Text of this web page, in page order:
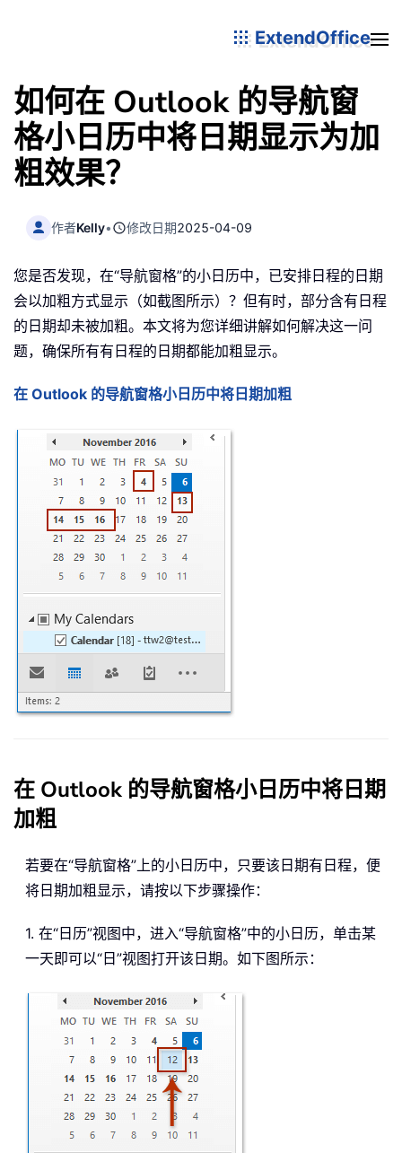
ExtendOffice
如何在 Outlook 的导航窗
格小日历中将日期显示为加
粗效果？
作者Kelly• 修改日期2025-04-09
您是否发现，在“导航窗格”的小日历中，已安排日程的日期
会以加粗方式显示（如截图所示）？但有时，部分含有日程
的日期却未被加粗。本文将为您详细讲解如何解决这一问
题，确保所有有日程的日期都能加粗显示。
在 Outlook 的导航窗格小日历中将日期加粗
在 Outlook 的导航窗格小日历中将日期
加粗
若要在“导航窗格”上的小日历中，只要该日期有日程，便
将日期加粗显示，请按以下步骤操作：
1. 在“日历”视图中，进入“导航窗格”中的小日历，单击某
一天即可以“日”视图打开该日期。如下图所示：